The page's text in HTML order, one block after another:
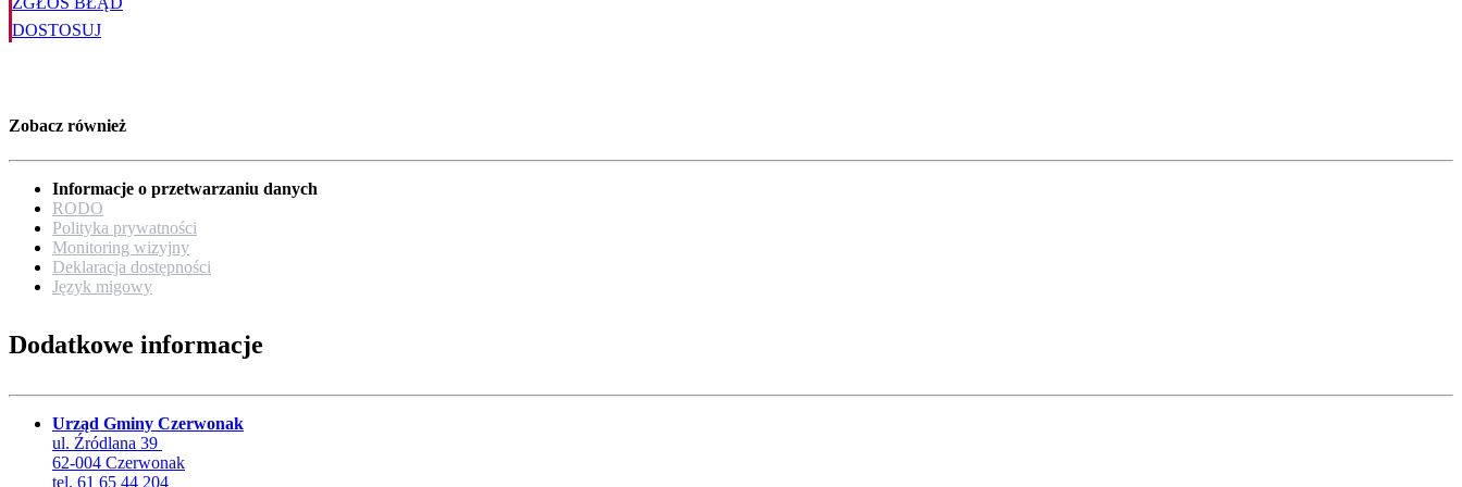
DOSTOSUJ
Zobacz również
Informacje o przetwarzaniu danych
RODO
Polityka prywatności
Monitoring wizyjny
Deklaracja dostępności
Język migowy
Dodatkowe informacje
Urząd Gminy Czerwonak
ul. Źródlana 39
62-004 Czerwonak
tel. 61 65 44 204